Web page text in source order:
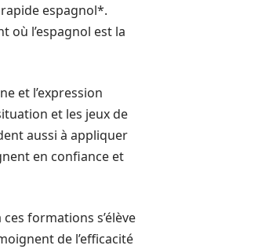
espagnol*.
où l’espagnol est la
et l’expression
et les jeux de
aussi à appliquer
en confiance et
formations s’élève
de l’efficacité